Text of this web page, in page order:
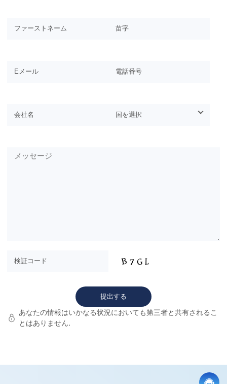
あなたの情報はいかなる状況においても第三者と共有されるこ
とはありません.